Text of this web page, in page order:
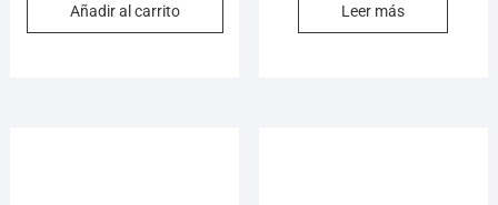
Añadir al carrito Leer más